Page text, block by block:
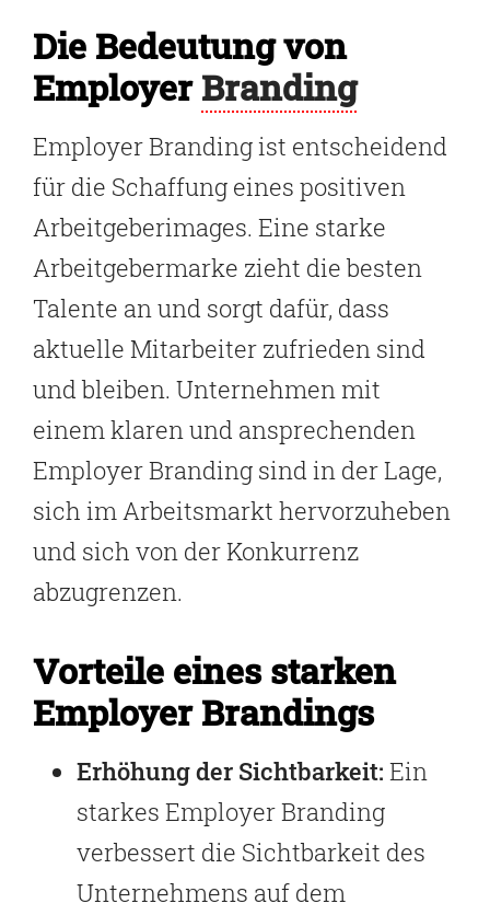
Die Bedeutung von
EmployerBranding
Employer Branding ist entscheidend
für die Schaffung eines positiven
Arbeitgeberimages. Eine starke
Arbeitgebermarke zieht die besten
Talente an und sorgt dafür, dass
aktuelle Mitarbeiter zufrieden sind
und bleiben. Unternehmen mit
einem klaren und ansprechenden
Employer Branding sind in der Lage,
sich im Arbeitsmarkt hervorzuheben
und sich von der Konkurrenz
abzugrenzen.
Vorteile eines starken
Employer Brandings
Erhöhung der Sichtbarkeit: Ein
starkes Employer Branding
verbessert die Sichtbarkeit des
Unternehmens auf dem